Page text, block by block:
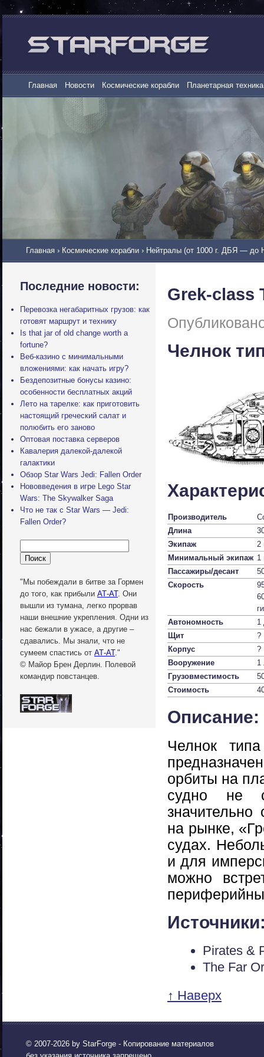
Главная Новости Космические корабли Планетарная техника
Главная › Космические корабли › Нейтралы (от 1000 г. ДБЯ — до
Последние новости:
Перевозка негабаритных грузов: как
готовят маршрут и технику
Is that jar of old change worth a
fortune?
Веб-казино с минимальными
вложениями: как начать игру?
Бездепозитные бонусы казино:
особенности бесплатных акций
Лето на тарелке: как приготовить
настоящий греческий салат и
полюбить его заново
Оптовая поставка серверов
Кавалерия далекой-далекой
галактики
Обзор Star Wars Jedi: Fallen Order
Нововведения в игре Lego Star
Wars: The Skywalker Saga
Что не так с Star Wars — Jedi:
Fallen Order?
"Мы побеждали в битве за Гормен
до того, как прибыли АТ-АТ. Они
вышли из тумана, легко прорвав
наши внешние укрепления. Одни из
нас бежали в ужасе, а другие –
сдавались. Мы знали, что не
сумеем спастись от АТ-АТ."
© Майор Брен Дерлин. Полевой
командир повстанцев.
Grek-class
Челнок
Производитель
Длина
Экипаж
2
Минимальный экипаж 1
Пассажиры/десант
Скорость
Автономность
1
Щит
?
Корпус
?
Вооружение
1
Грузовместимость
Стоимость
Описание:
Челнок
орбиты на
судно не
значительно
на рынке,
судах.
и для
можно
Pirates &
The Far
↑ Наверх
© 2007-2026 by StarForge - Копирование материалов